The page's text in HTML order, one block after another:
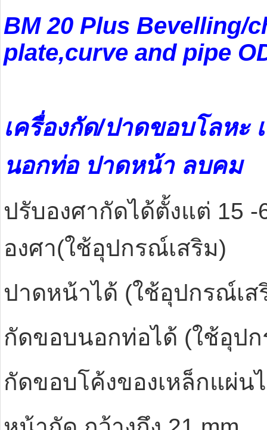
BM 20 Plus Bevelling/
plate,curve and pipe
เครื่องกัด/ปาดขอบโลหะ
นอกท่อ ปาดหน้า ลบคม
ปรับองศากัดได้ตั้งแต่ 15
องศา(ใช้อุปกรณ์เสริม)
ปาดหน้าได้ (ใช้อุปกรณ์เส
กัดขอบนอกท่อได้ (ใช้อุป
กัดขอบโค้งของเหล็กแผ่น